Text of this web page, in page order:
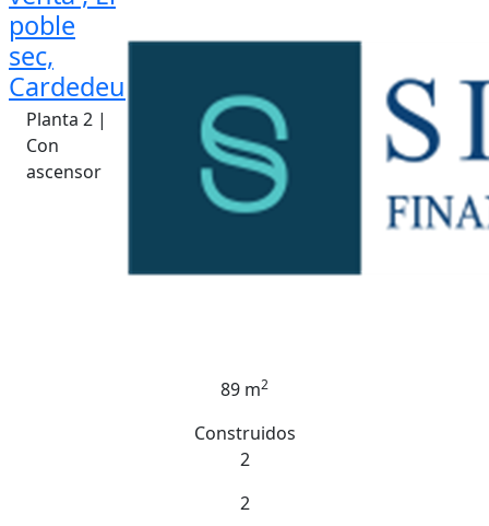
poble
sec,
Cardedeu
Planta 2 |
Con
ascensor
89 m2
Construidos
2
2